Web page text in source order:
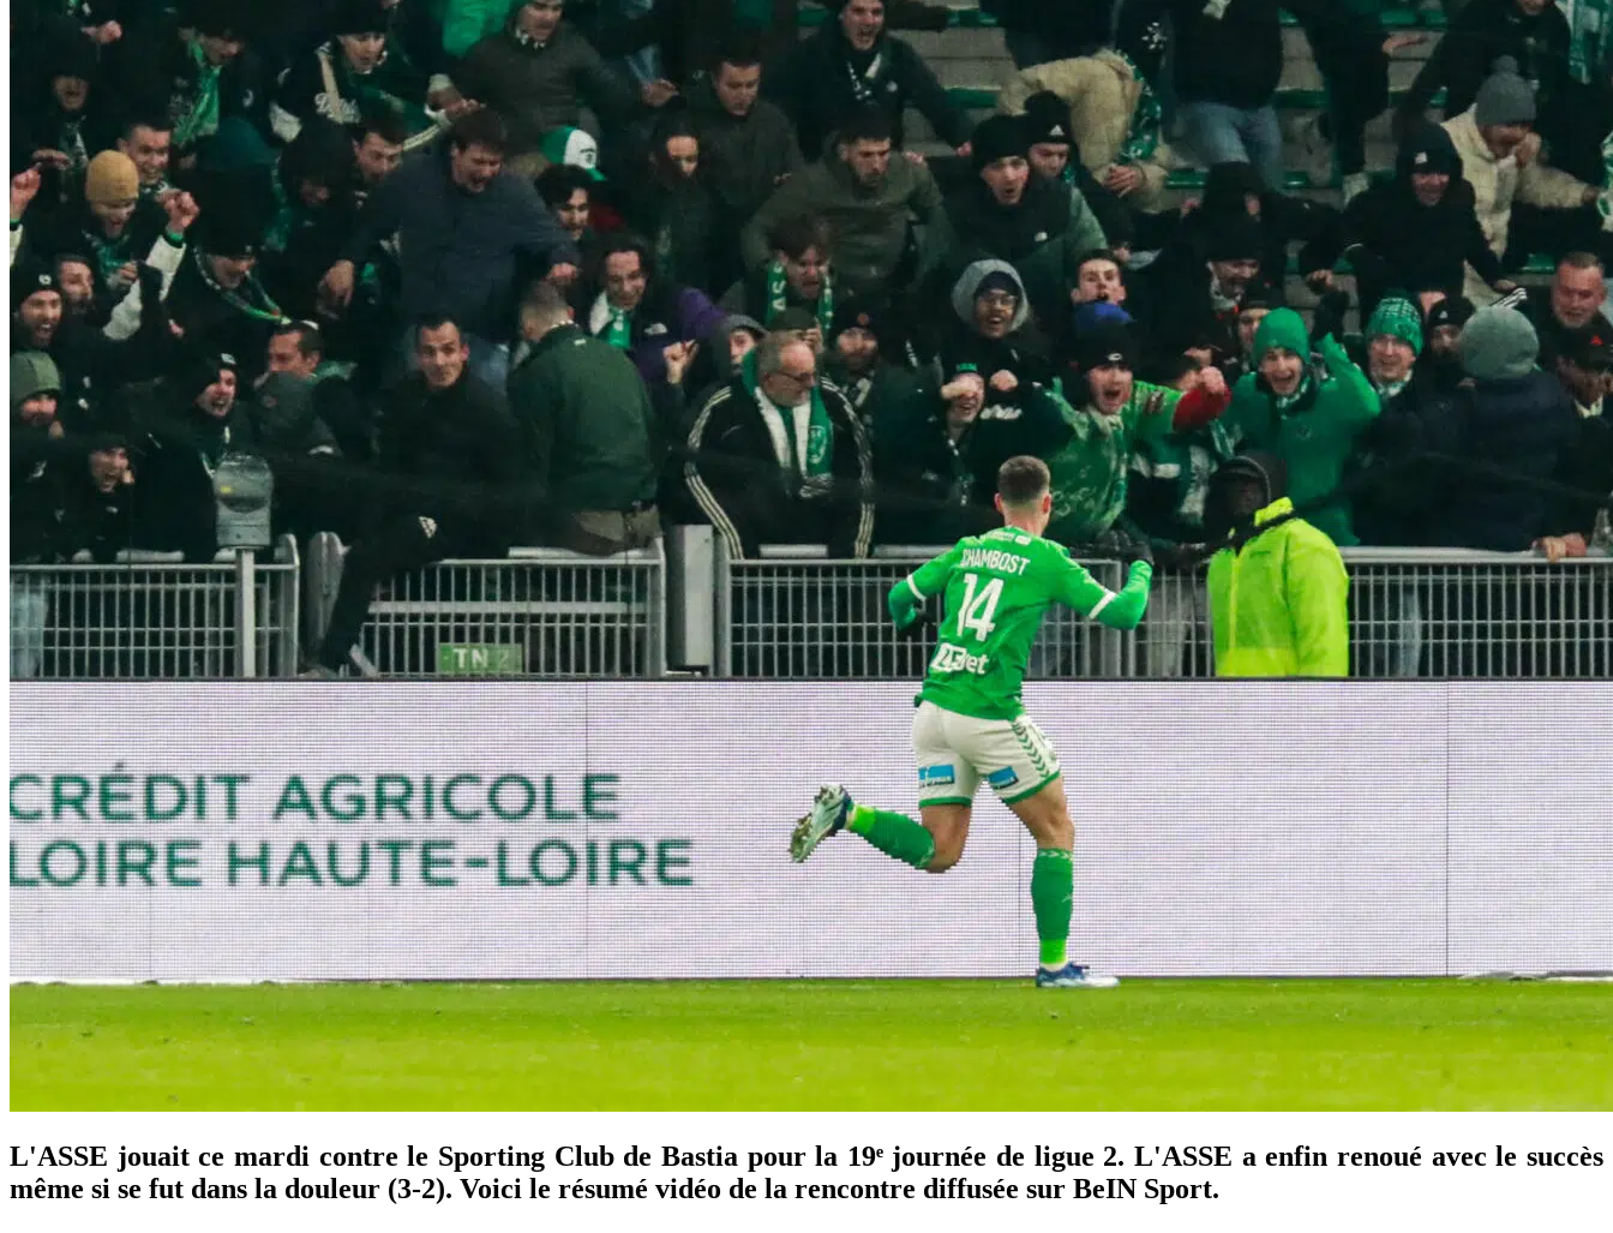
L'ASSE jouait ce mardi contre le Sporting Club de Bastia pour la 19ᵉ journée de ligue 2. L'ASSE a enfin renoué avec le succès
même si se fut dans la douleur (3-2). Voici le résumé vidéo de la rencontre diffusée sur BeIN Sport.